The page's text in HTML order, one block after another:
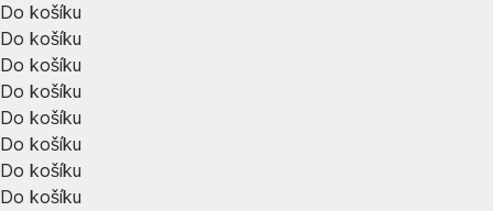
Do košíku
Do košíku
Do košíku
Do košíku
Do košíku
Do košíku
Do košíku
Do košíku